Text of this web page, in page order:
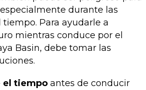
durante las
Para ayudarle a
mientras conduce por el
Basin, debe tomar las
el tiempo antes de conducir